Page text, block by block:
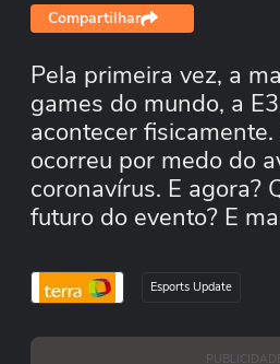
Compartilhar
Pela primeira vez, a
games do mundo, a
acontecer
ocorreu por medo do
coronavírus. E agora?
futuro do evento? E
revela as
novo Xbox Series X.
Esports Update